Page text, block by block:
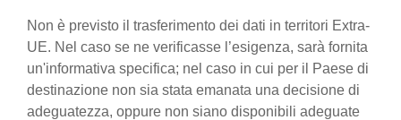
Non è previsto il trasferimento dei dati in territori Extra-
UE. Nel caso se ne verificasse l’esigenza, sarà fornita
un'informativa specifica; nel caso in cui per il Paese di
destinazione non sia stata emanata una decisione di
adeguatezza, oppure non siano disponibili adeguate